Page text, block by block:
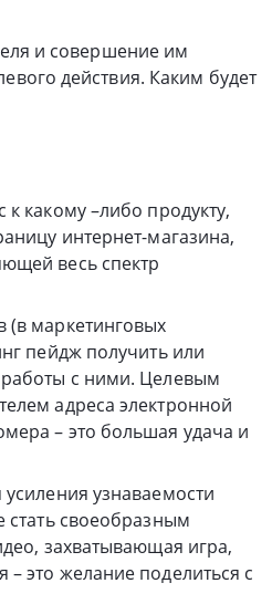
и совершение им
действия. Каким будет
какому –либо продукту,
интернет-магазина,
весь спектр
(в маркетинговых
пейдж получить или
работы с ними. Целевым
адреса электронной
– это большая удача и
узнаваемости
стать своеобразным
захватывающая игра,
это желание поделиться с